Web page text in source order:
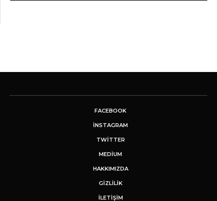
FACEBOOK
INSTAGRAM
TWITTER
MEDIUM
HAKKIMIZDA
GİZLİLİK
İLETIŞIM